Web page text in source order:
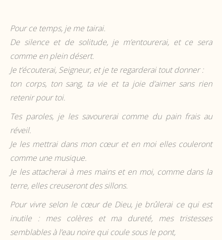
Pour ce temps, je me tairai.
De silence et de solitude, je m’entourerai, et ce sera
comme en plein désert.
Je t’écouterai, Seigneur, et je te regarderai tout donner :
ton corps, ton sang, ta vie et ta joie d’aimer sans rien
retenir pour toi.
Tes paroles, je les savourerai comme du pain frais au
réveil.
Je les mettrai dans mon cœur et en moi elles couleront
comme une musique.
Je les attacherai à mes mains et en moi, comme dans la
terre, elles creuseront des sillons.
Pour vivre selon le cœur de Dieu, je brûlerai ce qui est
inutile : mes colères et ma dureté, mes tristesses
semblables à l’eau noire qui coule sous le pont,